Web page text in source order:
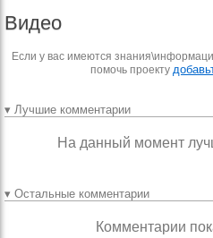
Видео
Если у вас имеются
помочь проекту
▾ Лучшие комментарии
На данный момент
▾ Остальные комментарии
Комментарии